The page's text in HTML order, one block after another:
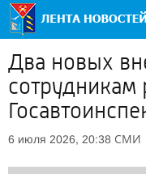
Два новых
сотрудникам
6 июля 2026, 20:38 СМИ